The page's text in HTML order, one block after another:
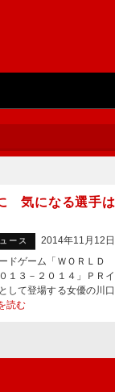
気になる選手は
ース
2014年11月12日
ドゲーム「ＷＯＲＬＤ
３－２０１４」ＰＲイ
して登場する女優の川口
読む